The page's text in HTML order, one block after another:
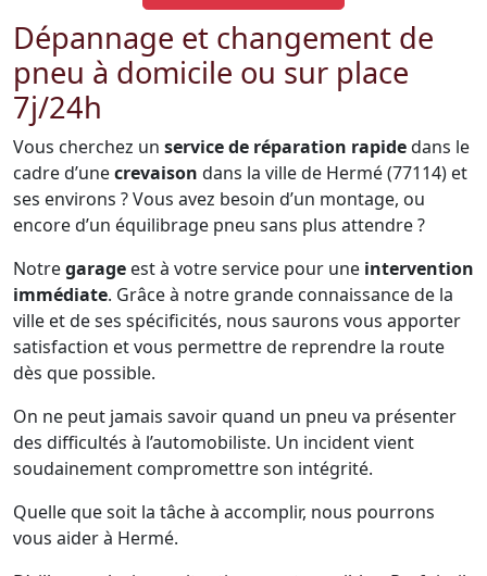
Dépannage et changement de
pneu à domicile ou sur place
7j/24h
Vous cherchez un service de réparation rapidedans le
cadre d’unecrevaison dans la ville de Hermé (77114) et
ses environs ? Vous avez besoin d’un montage, ou
encore d’un équilibrage pneu sans plus attendre ?
Notregarage est à votre service pour une intervention
immédiate. Grâce à notre grande connaissance de la
ville et de ses spécificités, nous saurons vous apporter
satisfaction et vous permettre de reprendre la route
dès que possible.
On ne peut jamais savoir quand un pneu va présenter
des difficultés à l’automobiliste. Un incident vient
soudainement compromettre son intégrité.
Quelle que soit la tâche à accomplir, nous pourrons
vous aider à Hermé.